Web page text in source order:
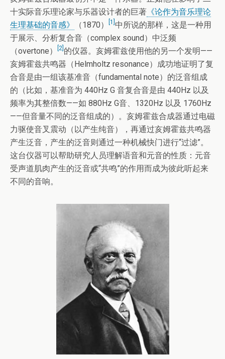
十实际音乐理论家与乐器设计者的巨著 《论作为音乐理论
生理基础的音感》
（1870） [1] 中所说的那样，这是一种用
于展示、分析复合音（complex sound）中泛频
（overtone）
[2] 的仪器。亥姆霍兹使用他的另一个发明——
亥姆霍兹共鸣器（Helmholtz resonance）成功地证明了复
合音是由一组该基准音（fundamental note）的泛音组成
的（比如，基准音为 440Hz G 音复合音是由 440Hz 以及
频率为其整倍数——如 880Hz G音、1320Hz 以及 1760Hz
——但音量不同的泛音组成的）。亥姆霍兹合成器通过电磁
力驱使音叉震动（以产生纯音），再通过亥姆霍兹共鸣器
产生泛音，产生的泛音则通过一种机械快门进行“过滤”。
这台仪器可以帮助研究人员理解语音和元音的性质：元音
受声道肌肉产生的泛音或“共鸣”的作用而成为彼此听起来
不同的音响。